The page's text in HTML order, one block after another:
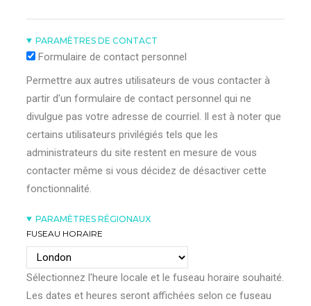
PARAMÈTRES DE CONTACT
Formulaire de contact personnel
Permettre aux autres utilisateurs de vous contacter à
partir d'un formulaire de contact personnel qui ne
divulgue pas votre adresse de courriel. Il est à noter que
certains utilisateurs privilégiés tels que les
administrateurs du site restent en mesure de vous
contacter même si vous décidez de désactiver cette
fonctionnalité.
PARAMÈTRES RÉGIONAUX
FUSEAU HORAIRE
Sélectionnez l'heure locale et le fuseau horaire souhaité.
Les dates et heures seront affichées selon ce fuseau